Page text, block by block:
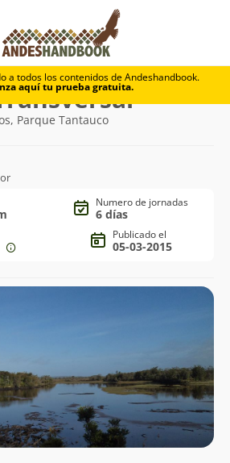
a todos los contenidos de Andeshandbook.
aquí tu prueba gratuita.
Transversal
Parque Tantauco
Numero de jornadas
6 días
Publicado el
05-03-2015